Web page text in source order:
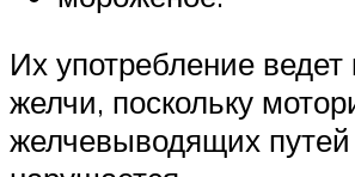
Их употребление ведет
желчи, поскольку
желчевыводящих путей